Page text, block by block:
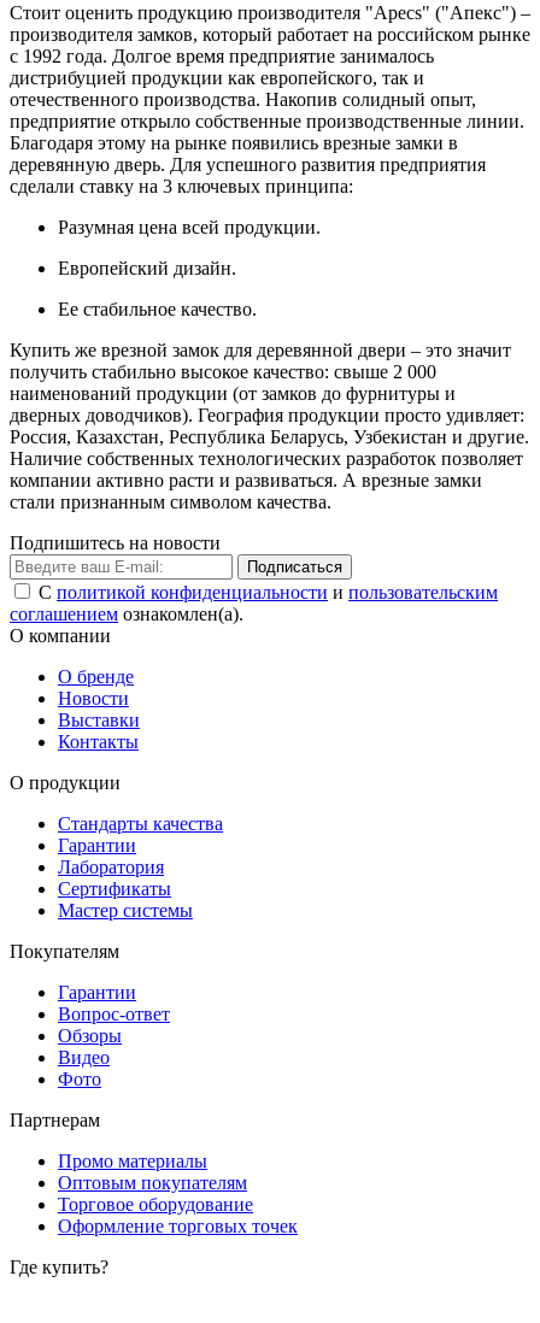
Стоит оценить продукцию производителя "Apecs" ("Апекс") –
производителя замков, который работает на российском рынке
с 1992 года. Долгое время предприятие занималось
дистрибуцией продукции как европейского, так и
отечественного производства. Накопив солидный опыт,
предприятие открыло собственные производственные линии.
Благодаря этому на рынке появились врезные замки в
деревянную дверь. Для успешного развития предприятия
сделали ставку на 3 ключевых принципа:
Разумная цена всей продукции.
Европейский дизайн.
Ее стабильное качество.
Купить же врезной замок для деревянной двери – это значит
получить стабильно высокое качество: свыше 2 000
наименований продукции (от замков до фурнитуры и
дверных доводчиков). География продукции просто удивляет:
Россия, Казахстан, Республика Беларусь, Узбекистан и другие.
Наличие собственных технологических разработок позволяет
компании активно расти и развиваться. А врезные замки
стали признанным символом качества.
Подпишитесь на новости
Подписаться
С политикой конфиденциальности и пользовательским
соглашением ознакомлен(а).
О компании
О бренде
Новости
Выставки
Контакты
О продукции
Стандарты качества
Гарантии
Лаборатория
Сертификаты
Мастер системы
Покупателям
Гарантии
Вопрос-ответ
Обзоры
Видео
Фото
Партнерам
Промо материалы
Оптовым покупателям
Торговое оборудование
Оформление торговых точек
Где купить?